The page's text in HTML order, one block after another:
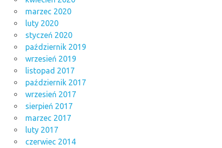
marzec 2020
luty 2020
styczeń 2020
październik 2019
wrzesień 2019
listopad 2017
październik 2017
wrzesień 2017
sierpień 2017
marzec 2017
luty 2017
czerwiec 2014